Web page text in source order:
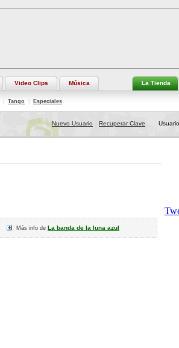
Video Clips Música La Tienda
Tango Especiales
Nuevo Usuario Recuperar Clave
Más info de La banda de la luna azul